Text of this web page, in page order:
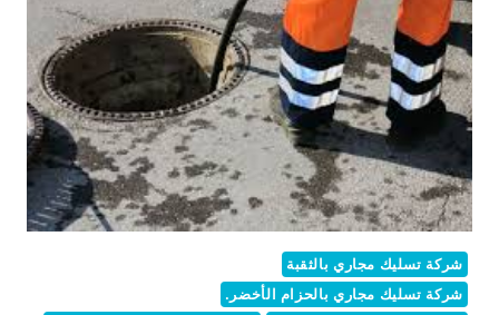
شركة تسليك مجاري بالثقبة
شركة تسليك مجاري بالحزام الأخضر.